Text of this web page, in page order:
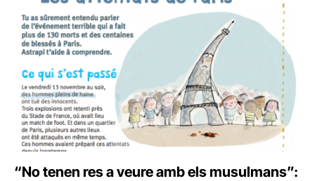
“No tenen res a veure amb els musulmans”: